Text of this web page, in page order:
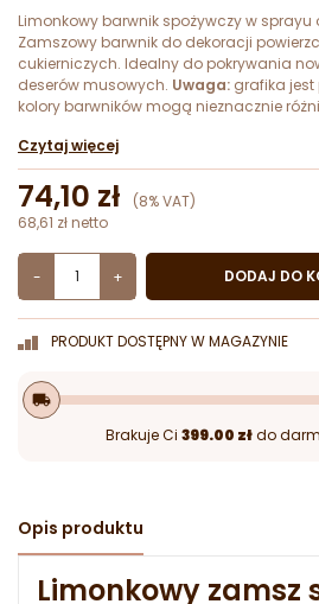
Limonkowy barwnik spożywczy w sprayu
Zamszowy barwnik do dekoracji
cukierniczych. Idealny do pokrywania
deserów musowych. Uwaga: grafika jest
kolory barwników mogą nieznacznie
Czytaj więcej
74,10 zł (8% VAT)
68,61 zł netto
- + DODAJ DO
PRODUKT DOSTĘPNY W MAGAZYNIE
local_shipping
Brakuje Ci 399.00 złdo
Opis produktu
Limonkowy zamsz